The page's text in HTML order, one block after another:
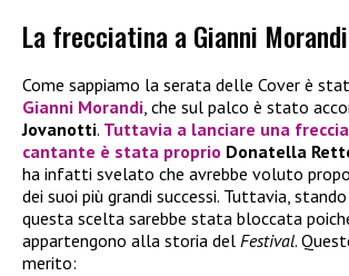
La frecciatina a Gianni Morandi
Come sappiamo la serata delle Cover è
Gianni Morandi, che sul palco è stato
Jovanotti. Tuttavia a lanciare una
cantante è stata proprio Donatella
ha infatti svelato che avrebbe voluto
dei suoi più grandi successi. Tuttavia,
questa scelta sarebbe stata bloccata
appartengono alla storia del Festival.
merito: